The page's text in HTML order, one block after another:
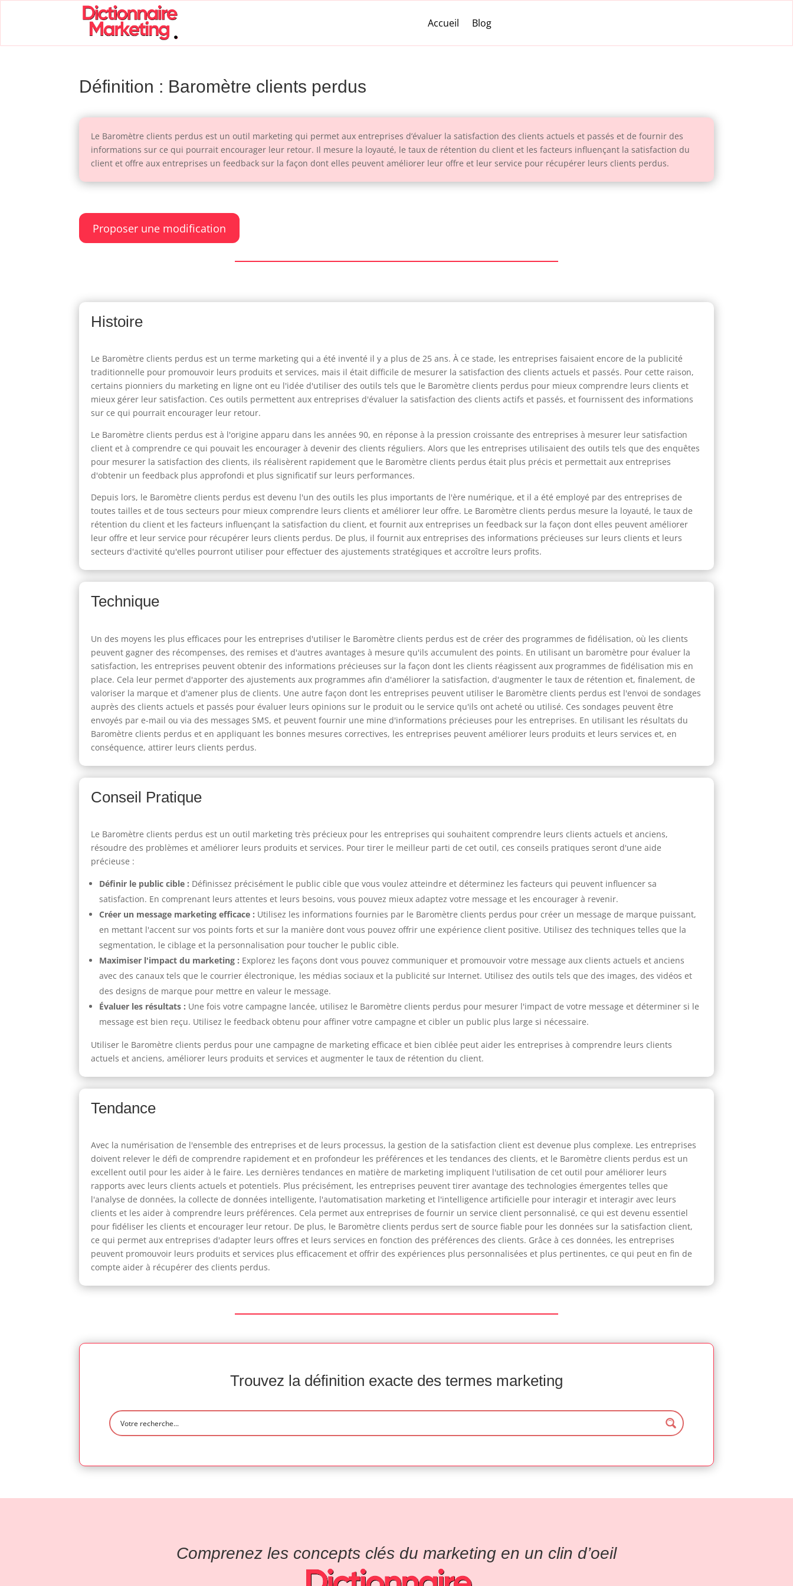
Accueil Blog
Définition : Baromètre clients perdus
Le Baromètre clients perdus est un outil marketing qui permet aux entreprises d’évaluer la satisfaction des clients actuels et passés et de fournir des
informations sur ce qui pourrait encourager leur retour. Il mesure la loyauté, le taux de rétention du client et les facteurs influençant la satisfaction du
client et offre aux entreprises un feedback sur la façon dont elles peuvent améliorer leur offre et leur service pour récupérer leurs clients perdus.
Proposer une modification
Histoire
Le Baromètre clients perdus est un terme marketing qui a été inventé il y a plus de 25 ans. À ce stade, les entreprises faisaient encore de la publicité
traditionnelle pour promouvoir leurs produits et services, mais il était difficile de mesurer la satisfaction des clients actuels et passés. Pour cette raison,
certains pionniers du marketing en ligne ont eu l'idée d'utiliser des outils tels que le Baromètre clients perdus pour mieux comprendre leurs clients et
mieux gérer leur satisfaction. Ces outils permettent aux entreprises d'évaluer la satisfaction des clients actifs et passés, et fournissent des informations
sur ce qui pourrait encourager leur retour.
Le Baromètre clients perdus est à l'origine apparu dans les années 90, en réponse à la pression croissante des entreprises à mesurer leur satisfaction
client et à comprendre ce qui pouvait les encourager à devenir des clients réguliers. Alors que les entreprises utilisaient des outils tels que des enquêtes
pour mesurer la satisfaction des clients, ils réalisèrent rapidement que le Baromètre clients perdus était plus précis et permettait aux entreprises
d'obtenir un feedback plus approfondi et plus significatif sur leurs performances.
Depuis lors, le Baromètre clients perdus est devenu l'un des outils les plus importants de l'ère numérique, et il a été employé par des entreprises de
toutes tailles et de tous secteurs pour mieux comprendre leurs clients et améliorer leur offre. Le Baromètre clients perdus mesure la loyauté, le taux de
rétention du client et les facteurs influençant la satisfaction du client, et fournit aux entreprises un feedback sur la façon dont elles peuvent améliorer
leur offre et leur service pour récupérer leurs clients perdus. De plus, il fournit aux entreprises des informations précieuses sur leurs clients et leurs
secteurs d'activité qu'elles pourront utiliser pour effectuer des ajustements stratégiques et accroître leurs profits.
Technique
Un des moyens les plus efficaces pour les entreprises d'utiliser le Baromètre clients perdus est de créer des programmes de fidélisation, où les clients
peuvent gagner des récompenses, des remises et d'autres avantages à mesure qu'ils accumulent des points. En utilisant un baromètre pour évaluer la
satisfaction, les entreprises peuvent obtenir des informations précieuses sur la façon dont les clients réagissent aux programmes de fidélisation mis en
place. Cela leur permet d'apporter des ajustements aux programmes afin d'améliorer la satisfaction, d'augmenter le taux de rétention et, finalement, de
valoriser la marque et d'amener plus de clients. Une autre façon dont les entreprises peuvent utiliser le Baromètre clients perdus est l'envoi de sondages
auprès des clients actuels et passés pour évaluer leurs opinions sur le produit ou le service qu'ils ont acheté ou utilisé. Ces sondages peuvent être
envoyés par e-mail ou via des messages SMS, et peuvent fournir une mine d'informations précieuses pour les entreprises. En utilisant les résultats du
Baromètre clients perdus et en appliquant les bonnes mesures correctives, les entreprises peuvent améliorer leurs produits et leurs services et, en
conséquence, attirer leurs clients perdus.
Conseil Pratique
Le Baromètre clients perdus est un outil marketing très précieux pour les entreprises qui souhaitent comprendre leurs clients actuels et anciens,
résoudre des problèmes et améliorer leurs produits et services. Pour tirer le meilleur parti de cet outil, ces conseils pratiques seront d'une aide
précieuse :
Définir le public cible : Définissez précisément le public cible que vous voulez atteindre et déterminez les facteurs qui peuvent influencer sa
satisfaction. En comprenant leurs attentes et leurs besoins, vous pouvez mieux adaptez votre message et les encourager à revenir.
Créer un message marketing efficace : Utilisez les informations fournies par le Baromètre clients perdus pour créer un message de marque puissant,
en mettant l'accent sur vos points forts et sur la manière dont vous pouvez offrir une expérience client positive. Utilisez des techniques telles que la
segmentation, le ciblage et la personnalisation pour toucher le public cible.
Maximiser l'impact du marketing : Explorez les façons dont vous pouvez communiquer et promouvoir votre message aux clients actuels et anciens
avec des canaux tels que le courrier électronique, les médias sociaux et la publicité sur Internet. Utilisez des outils tels que des images, des vidéos et
des designs de marque pour mettre en valeur le message.
Évaluer les résultats : Une fois votre campagne lancée, utilisez le Baromètre clients perdus pour mesurer l'impact de votre message et déterminer si le
message est bien reçu. Utilisez le feedback obtenu pour affiner votre campagne et cibler un public plus large si nécessaire.
Utiliser le Baromètre clients perdus pour une campagne de marketing efficace et bien ciblée peut aider les entreprises à comprendre leurs clients
actuels et anciens, améliorer leurs produits et services et augmenter le taux de rétention du client.
Tendance
Avec la numérisation de l'ensemble des entreprises et de leurs processus, la gestion de la satisfaction client est devenue plus complexe. Les entreprises
doivent relever le défi de comprendre rapidement et en profondeur les préférences et les tendances des clients, et le Baromètre clients perdus est un
excellent outil pour les aider à le faire. Les dernières tendances en matière de marketing impliquent l'utilisation de cet outil pour améliorer leurs
rapports avec leurs clients actuels et potentiels. Plus précisément, les entreprises peuvent tirer avantage des technologies émergentes telles que
l'analyse de données, la collecte de données intelligente, l'automatisation marketing et l'intelligence artificielle pour interagir et interagir avec leurs
clients et les aider à comprendre leurs préférences. Cela permet aux entreprises de fournir un service client personnalisé, ce qui est devenu essentiel
pour fidéliser les clients et encourager leur retour. De plus, le Baromètre clients perdus sert de source fiable pour les données sur la satisfaction client,
ce qui permet aux entreprises d'adapter leurs offres et leurs services en fonction des préférences des clients. Grâce à ces données, les entreprises
peuvent promouvoir leurs produits et services plus efficacement et offrir des expériences plus personnalisées et plus pertinentes, ce qui peut en fin de
compte aider à récupérer des clients perdus.
Trouvez la définition exacte des termes marketing
Comprenez les concepts clés du marketing en un clin d’oeil